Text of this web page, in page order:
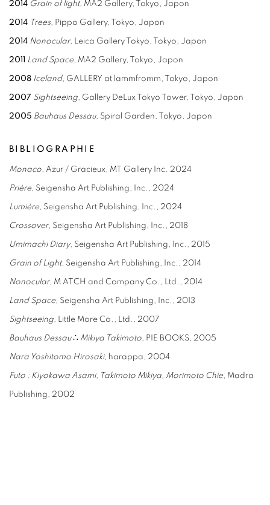
2014 Grain of light, MA2 Gallery, Tokyo, Japon
2014 Trees, Pippo Gallery, Tokyo, Japon
2014 Nonocular, Leica Gallery Tokyo, Tokyo, Japon
2011 Land Space, MA2 Gallery, Tokyo, Japon
2008 Iceland, GALLERY at lammfromm, Tokyo, Japon
2007 Sightseeing, Gallery DeLux Tokyo Tower, Tokyo, Japon
2005 Bauhaus Dessau, Spiral Garden, Tokyo, Japon
BIBLIOGRAPHIE
Monaco, Azur / Gracieux, MT Gallery Inc. 2024
Prière, Seigensha Art Publishing, Inc., 2024
Lumière, Seigensha Art Publishing, Inc., 2024
Crossover, Seigensha Art Publishing, Inc., 2018
Umimachi Diary, Seigensha Art Publishing, Inc., 2015
Grain of Light, Seigensha Art Publishing, Inc., 2014
Nonocular, M ATCH and Company Co., Ltd., 2014
Land Space, Seigensha Art Publishing, Inc., 2013
Sightseeing, Little More Co., Ltd., 2007
Bauhaus Dessau∴ Mikiya Takimoto, PIE BOOKS, 2005
Nara Yoshitomo Hirosaki, harappa, 2004
Futo : Kiyokawa Asami, Takimoto Mikiya, Morimoto Chie, Madra
Publishing, 2002